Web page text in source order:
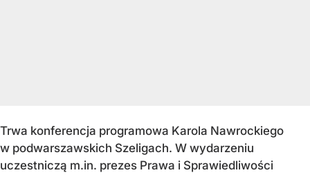
Trwa konferencja programowa Karola Nawrockiego
w podwarszawskich Szeligach. W wydarzeniu
uczestniczą m.in. prezes Prawa i Sprawiedliwości